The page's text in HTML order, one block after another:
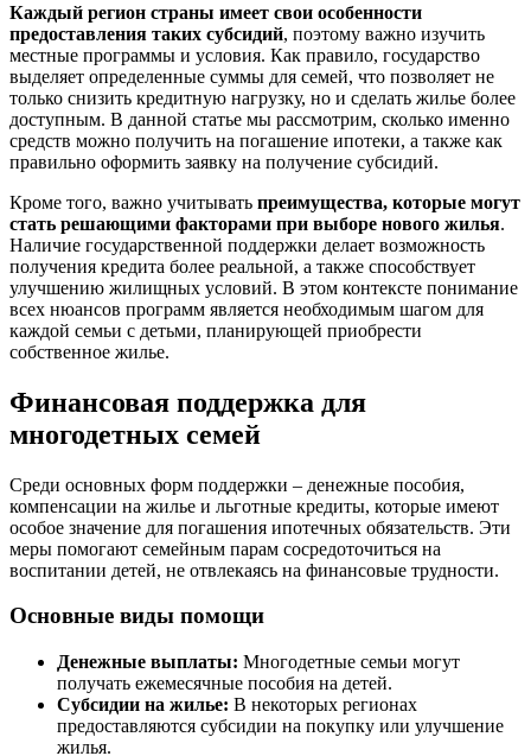
Каждый регион страны имеет свои особенности
предоставления таких субсидий, поэтому важно изучить
местные программы и условия. Как правило, государство
выделяет определенные суммы для семей, что позволяет не
только снизить кредитную нагрузку, но и сделать жилье более
доступным. В данной статье мы рассмотрим, сколько именно
средств можно получить на погашение ипотеки, а также как
правильно оформить заявку на получение субсидий.
Кроме того, важно учитывать преимущества, которые могут
стать решающими факторами при выборе нового жилья.
Наличие государственной поддержки делает возможность
получения кредита более реальной, а также способствует
улучшению жилищных условий. В этом контексте понимание
всех нюансов программ является необходимым шагом для
каждой семьи с детьми, планирующей приобрести
собственное жилье.
Финансовая поддержка для
многодетных семей
Среди основных форм поддержки – денежные пособия,
компенсации на жилье и льготные кредиты, которые имеют
особое значение для погашения ипотечных обязательств. Эти
меры помогают семейным парам сосредоточиться на
воспитании детей, не отвлекаясь на финансовые трудности.
Основные виды помощи
Денежные выплаты: Многодетные семьи могут
получать ежемесячные пособия на детей.
Субсидии на жилье: В некоторых регионах
предоставляются субсидии на покупку или улучшение
жилья.